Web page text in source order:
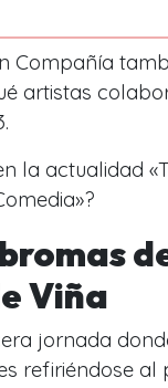
Compañía
artistas
la actualidad
Viña
jornada
refiriéndose